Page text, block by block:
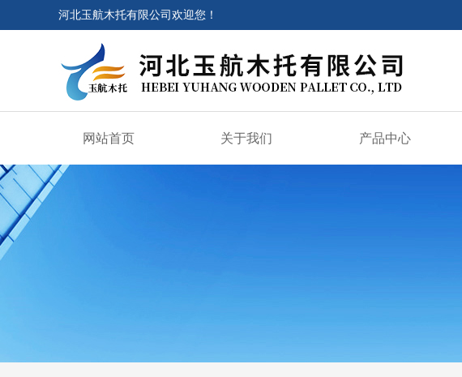
河北玉航木托有限公司欢迎您！
网站首页 关于我们 产品中心